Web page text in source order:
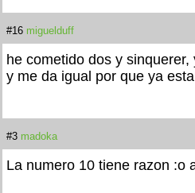
#16 miguelduff
he cometido dos y
y me da igual por que ya
#3 madoka
La numero 10 tiene razon :o